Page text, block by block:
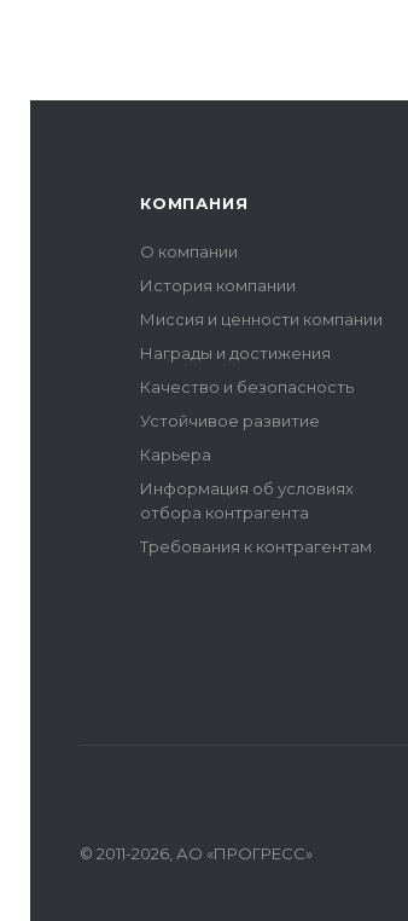
КОМПАНИЯ
О компании
История компании
Миссия и ценности компании
Награды и достижения
Качество и безопасность
Устойчивое развитие
Карьера
Информация об условиях
отбора контрагента
Требования к контрагентам
© 2011-2026, АО «ПРОГРЕСС»